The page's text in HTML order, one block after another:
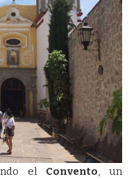
el Convento, un